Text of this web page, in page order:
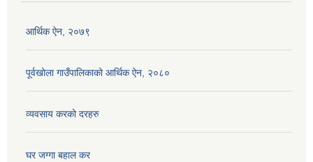
आर्थिक ऐन, २०७९
पूर्वखोला गाउँपालिकाको आर्थिक ऐन, २०८०
व्यवसाय करको दरहरु
घर जग्गा बहाल कर